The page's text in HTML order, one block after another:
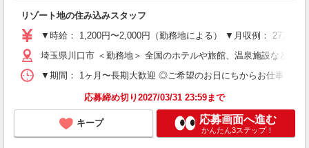
リゾート地の住み込みスタッフ
▼時給： 1,200円〜2,000円（勤務地による） ▼月収例： 27万
埼玉県川口市 ＜勤務地＞ 全国のホテルや旅館、温泉施設など勤
▼期間： 1ヶ月〜長期大歓迎 ◎ご希望のお日にちからお仕事開
応募締め切り2027/03/31 23:59まで
キープ 応募画面へ進む
かんたん3ステップ！